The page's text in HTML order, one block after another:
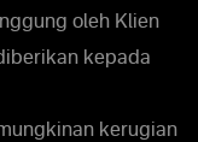
oleh Klien
kepada
kerugian